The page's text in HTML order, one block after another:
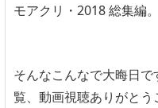
モアクリ・2018 総集編。
そんなこんなで大晦日
覧、動画視聴ありがとう